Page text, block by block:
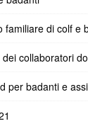
familiare di colf e
collaboratori
per badanti e